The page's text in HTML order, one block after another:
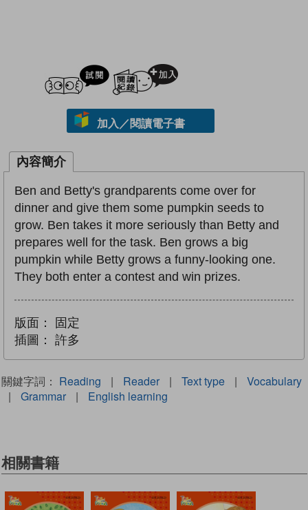
試閲
加入／閱讀電子書
內容簡介
Ben and Betty's grandparents come over for
dinner and give them some pumpkin seeds to
grow. Ben takes it more seriously than Betty and
prepares well for the task. Ben grows a big
pumpkin while Betty grows a funny-looking one.
They both enter a contest and win prizes.
版面：
固定
插圖：
許多
關鍵字詞： Reading | Reader | Text type |
Vocabulary
|
Grammar | English learning
相關書籍